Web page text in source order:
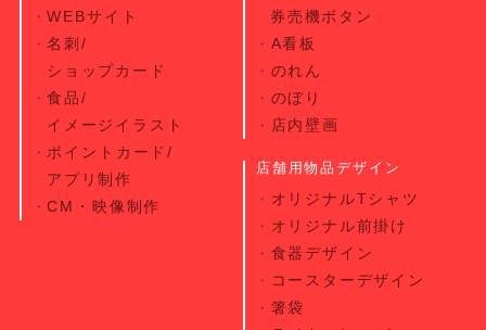
WEBサイト
名刺/
ショップカード
食品/
イメージイラスト
ポイントカード/
アプリ制作
CM・映像制作
券売機ボタン
A看板
のれん
のぼり
店内壁画
店舗用物品デザイン
オリジナルTシャツ
オリジナル前掛け
食器デザイン
コースターデザイン
箸袋